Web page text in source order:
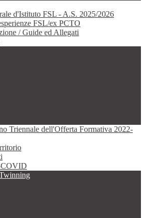
d'Istituto FSL - A.S. 2025/2026
FSL/ex PCTO
/ Guide ed Allegati
Triennale dell'Offerta Formativa 2022-
COVID